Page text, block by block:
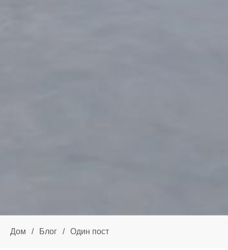
Дом / Блог / Один пост